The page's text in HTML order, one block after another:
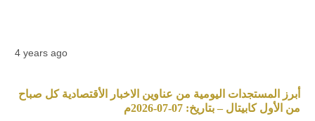
4 years ago
أبرز المستجدات اليومية من عناوين الاخبار الأقتصادية كل صباح
من الأول كابيتال – بتاريخ: 07-07-2026م